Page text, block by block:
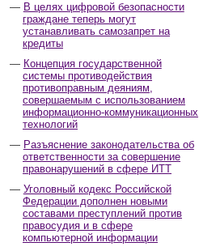
В целях цифровой безопасности
граждане теперь могут
устанавливать самозапрет на
кредиты
Концепция государственной
системы противодействия
противоправным деяниям,
совершаемым с использованием
информационно-коммуникационных
технологий
Разъяснение законодательства об
ответственности за совершение
правонарушений в сфере ИТТ
Уголовный кодекс Российской
Федерации дополнен новыми
составами преступлений против
правосудия и в сфере
компьютерной информации